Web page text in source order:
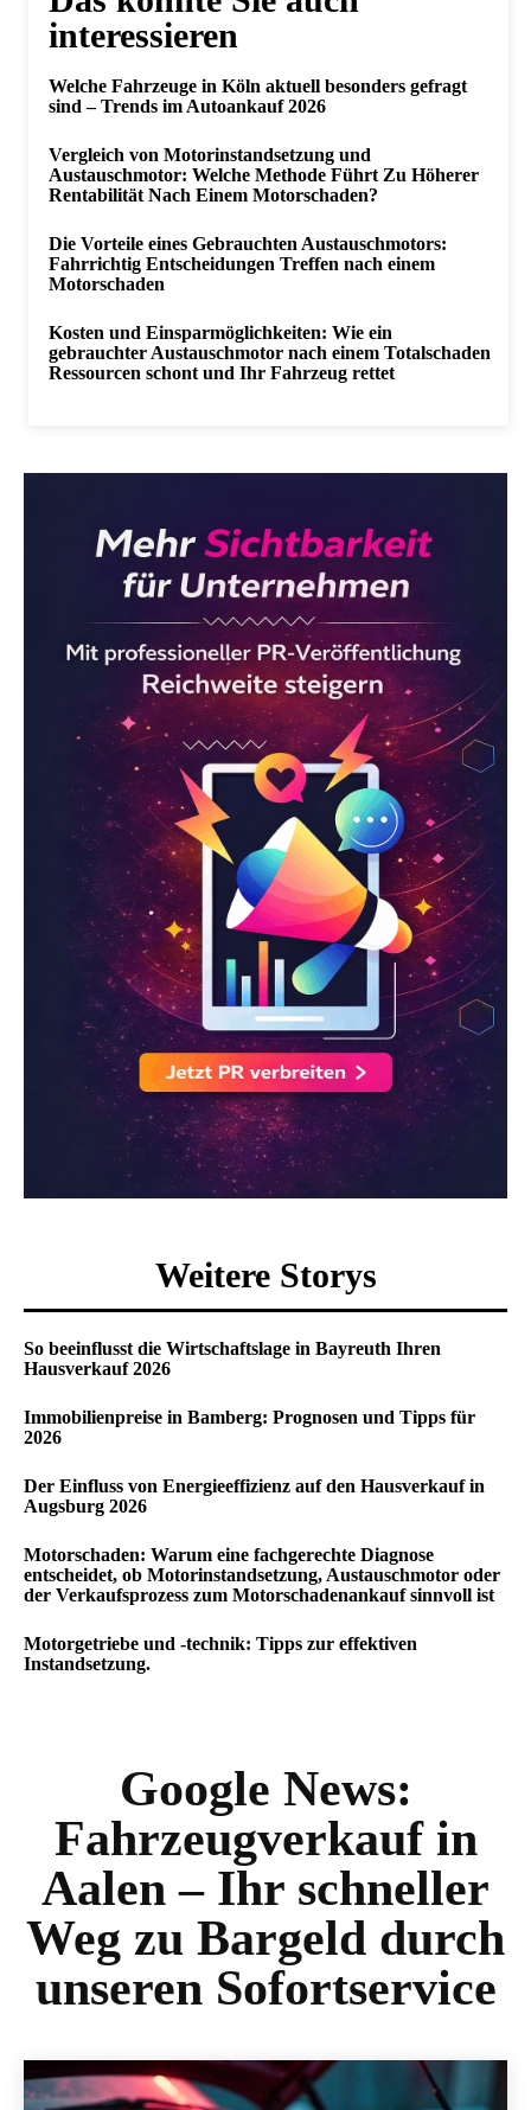
interessieren
Welche Fahrzeuge in Köln aktuell besonders gefragt
sind – Trends im Autoankauf 2026
Vergleich von Motorinstandsetzung und
Austauschmotor: Welche Methode Führt Zu Höherer
Rentabilität Nach Einem Motorschaden?
Die Vorteile eines Gebrauchten Austauschmotors:
Fahrrichtig Entscheidungen Treffen nach einem
Motorschaden
Kosten und Einsparmöglichkeiten: Wie ein
gebrauchter Austauschmotor nach einem Totalschaden
Ressourcen schont und Ihr Fahrzeug rettet
Weitere Storys
So beeinflusst die Wirtschaftslage in Bayreuth Ihren
Hausverkauf 2026
Immobilienpreise in Bamberg: Prognosen und Tipps für
2026
Der Einfluss von Energieeffizienz auf den Hausverkauf in
Augsburg 2026
Motorschaden: Warum eine fachgerechte Diagnose
entscheidet, ob Motorinstandsetzung, Austauschmotor oder
der Verkaufsprozess zum Motorschadenankauf sinnvoll ist
Motorgetriebe und -technik: Tipps zur effektiven
Instandsetzung.
Google News:
Fahrzeugverkauf in
Aalen – Ihr schneller
Weg zu Bargeld durch
unseren Sofortservice